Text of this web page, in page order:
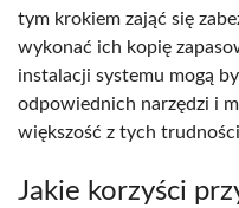
tym krokiem zająć się
wykonać ich kopię
instalacji systemu mogą
odpowiednich narzędzi i
większość z tych
Jakie korzyści